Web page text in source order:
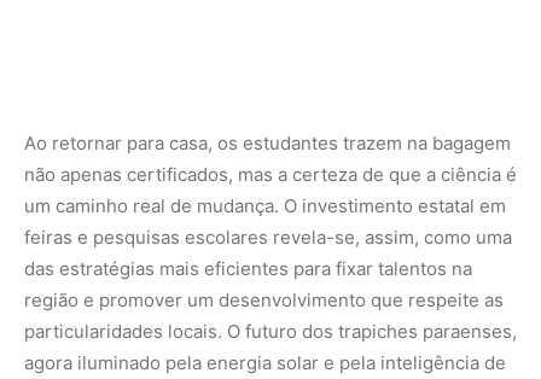
Ao retornar para casa, os estudantes trazem na bagagem
não apenas certificados, mas a certeza de que a ciência é
um caminho real de mudança. O investimento estatal em
feiras e pesquisas escolares revela-se, assim, como uma
das estratégias mais eficientes para fixar talentos na
região e promover um desenvolvimento que respeite as
particularidades locais. O futuro dos trapiches paraenses,
agora iluminado pela energia solar e pela inteligência de